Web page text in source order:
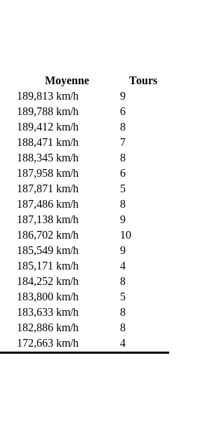
Moyenne
Tours
189,813 km/h
9
189,788 km/h
6
189,412 km/h
8
188,471 km/h
7
188,345 km/h
8
187,958 km/h
6
187,871 km/h
5
187,486 km/h
8
187,138 km/h
9
186,702 km/h
10
185,549 km/h
9
185,171 km/h
4
184,252 km/h
8
183,800 km/h
5
183,633 km/h
8
182,886 km/h
8
172,663 km/h 4